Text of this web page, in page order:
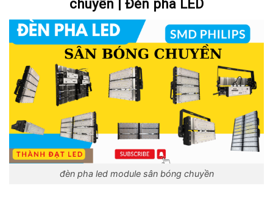
chuyền | Đèn pha LED
đèn pha led module sân bóng chuyền